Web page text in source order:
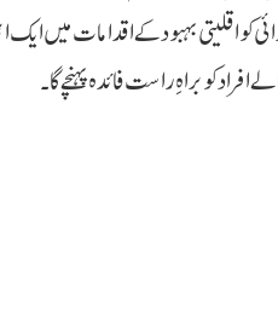
کو اقلیتی بہبود کے اقدامات میں
کو براہِ راست فائدہ پہنچے گا۔